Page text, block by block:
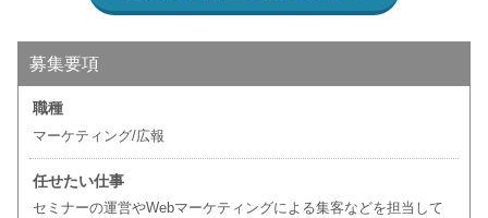
募集要項
職種
マーケティング/広報
任せたい仕事
セミナーの運営やWebマーケティングによる集客などを担当して